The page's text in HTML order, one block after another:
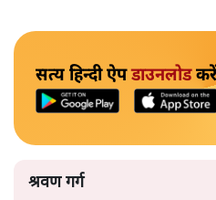
सत्य हिन्दी ऐपडाउनलोडकरें
श्रवण गर्ग